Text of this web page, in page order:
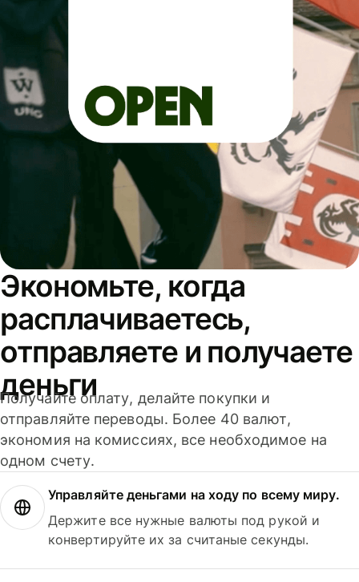
Экономьте, когда
расплачиваетесь,
отправляете и получаете
деньги
Получайте оплату, делайте покупки и
отправляйте переводы. Более 40 валют,
экономия на комиссиях, все необходимое на
одном счету.
Управляйте деньгами на ходу по всему миру.
Держите все нужные валюты под рукой и
конвертируйте их за считаные секунды.